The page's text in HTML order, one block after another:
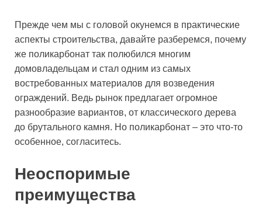
Прежде чем мы с головой окунемся в практические
аспекты строительства, давайте разберемся, почему
же поликарбонат так полюбился многим
домовладельцам и стал одним из самых
востребованных материалов для возведения
ограждений. Ведь рынок предлагает огромное
разнообразие вариантов, от классического дерева
до брутального камня. Но поликарбонат – это что-то
особенное, согласитесь.
Неоспоримые
преимущества